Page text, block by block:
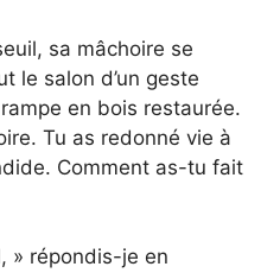
sa mâchoire se
le salon d’un geste
en bois restaurée.
Tu as redonné vie à
Comment as-tu fait
» répondis-je en